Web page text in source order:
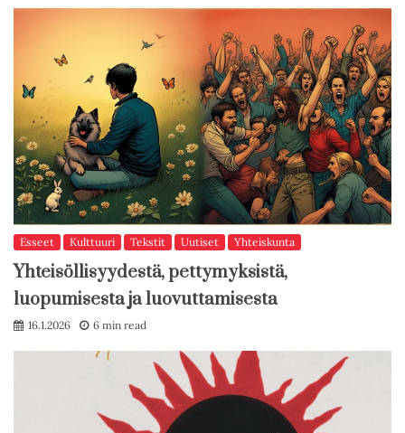
Esseet Kulttuuri Tekstit Uutiset Yhteiskunta
Yhteisöllisyydestä, pettymyksistä,
luopumisesta ja luovuttamisesta
16.1.2026 6 min read